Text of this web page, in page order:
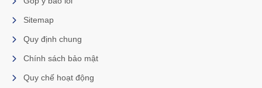
Sitemap
Quy định chung
Chính sách bảo mật
Quy chế hoạt động